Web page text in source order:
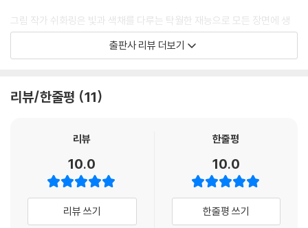
그림 작가 쉬화링은 빛과 색채를 다루는 탁월한 재능으로 모든 장면에 생
명력을 불어넣었습니다. 물결 위에서 부서지는 빛, 함께 바라보는 구름 아
래 햇살, 어둠 속에서 은은하게 빛나는 조명은 경쟁과 갈등과 화해를 반복
면 다른 아이는 받고, 한 아이가 잠들면 다른 아이는 깨어 있는 대칭의 호흡
가 유년기의 본질과 형제 관계를 예리하게 포착해 냈습니다.
《형제의 빛깔》은 단순히 형제간의 우애를 그리는 걸 넘어, 나와 다른 타인
을 있는 그대로 수용하고 공존하는 법을 독자들에게 전합니다. 세상 어디
에나 있는 흔한 형제 아룬과 레이의 복합적인 관계를 통해 우리를 둘러싼
수많은 관계를 돌아보게 합니다. 타인에게 쉽게 실망하고 작은 부딪힘에도
출판사 리뷰 더보기
리뷰/한줄평 11
리뷰
10.0
리뷰 쓰기
한줄평
10.0
한줄평 쓰기